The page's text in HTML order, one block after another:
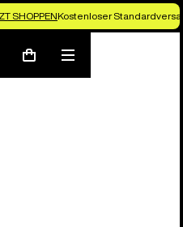
SHOPPENKostenloser
Warenkorb
Menü